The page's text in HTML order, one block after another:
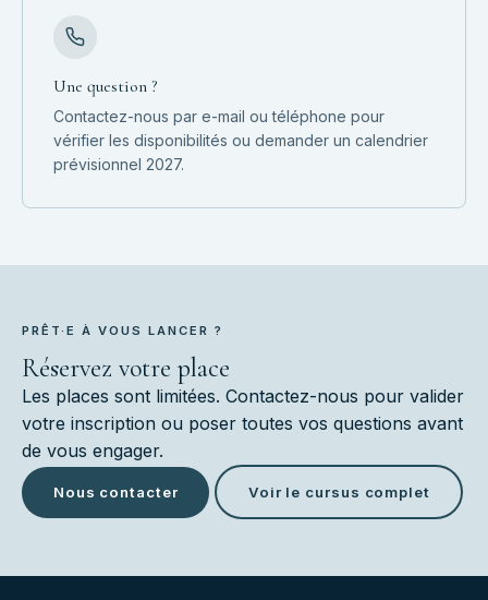
Une question ?
Contactez-nous par e-mail ou téléphone pour
vérifier les disponibilités ou demander un calendrier
prévisionnel 2027.
PRÊT·E À VOUS LANCER ?
Réservez votre place
Les places sont limitées. Contactez-nous pour valider
votre inscription ou poser toutes vos questions avant
de vous engager.
Nous contacter Voir le cursus complet